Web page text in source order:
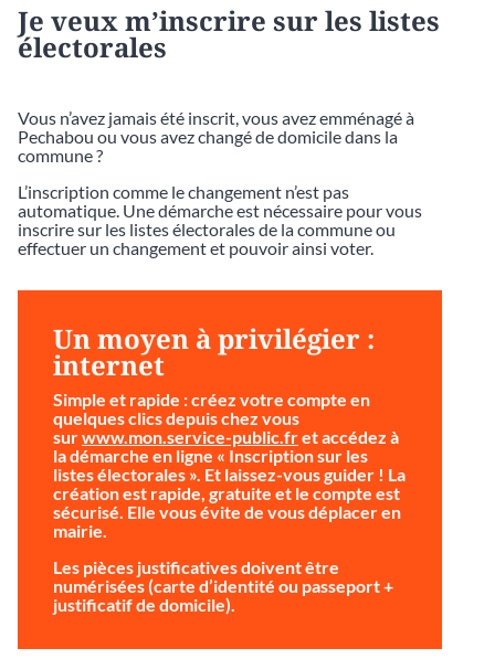
Je veux m’inscrire sur les listes
électorales
Vous n’avez jamais été inscrit, vous avez emménagé à
Pechabou ou vous avez changé de domicile dans la
commune ?
L’inscription comme le changement n’est pas
automatique. Une démarche est nécessaire pour vous
inscrire sur les listes électorales de la commune ou
effectuer un changement et pouvoir ainsi voter.
Un moyen à privilégier :
internet
Simple et rapide : créez votre compte en
quelques clics depuis chez vous
surwww.mon.service-public.fret accédez à
la démarche en ligne « Inscription sur les
listes électorales ». Et laissez-vous guider ! La
création est rapide, gratuite et le compte est
sécurisé. Elle vous évite de vous déplacer en
mairie.
Les pièces justificatives doivent être
numérisées (carte d’identité ou passeport +
justificatif de domicile).